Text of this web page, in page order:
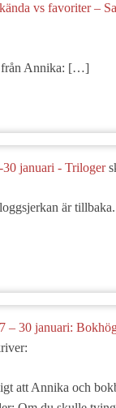
vs favoriter –
Annika: […]
januari - Triloger
är tillbaka.
– 30 januari:
att Annika och